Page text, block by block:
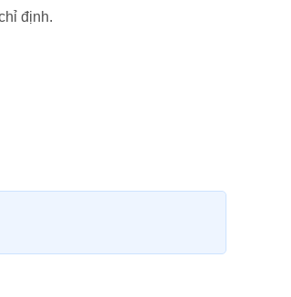
định.